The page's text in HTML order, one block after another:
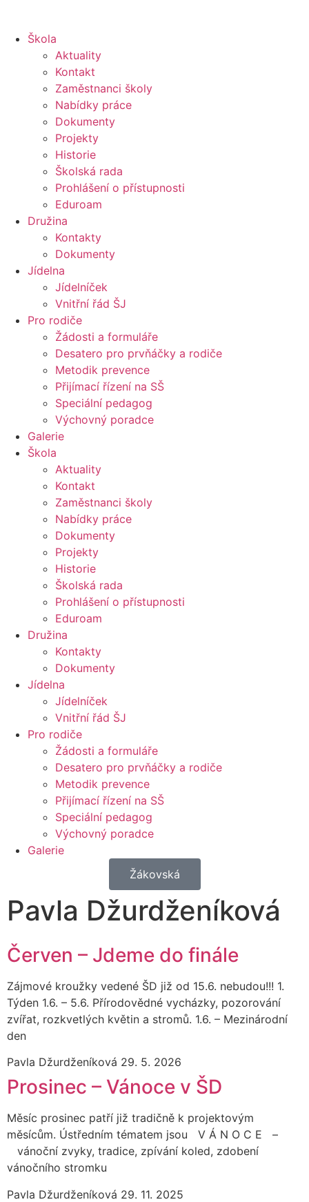
Škola
Aktuality
Kontakt
Zaměstnanci školy
Nabídky práce
Dokumenty
Projekty
Historie
Školská rada
Prohlášení o přístupnosti
Eduroam
Družina
Kontakty
Dokumenty
Jídelna
Jídelníček
Vnitřní řád ŠJ
Pro rodiče
Žádosti a formuláře
Desatero pro prvňáčky a rodiče
Metodik prevence
Přijímací řízení na SŠ
Speciální pedagog
Výchovný poradce
Galerie
Škola
Aktuality
Kontakt
Zaměstnanci školy
Nabídky práce
Dokumenty
Projekty
Historie
Školská rada
Prohlášení o přístupnosti
Eduroam
Družina
Kontakty
Dokumenty
Jídelna
Jídelníček
Vnitřní řád ŠJ
Pro rodiče
Žádosti a formuláře
Desatero pro prvňáčky a rodiče
Metodik prevence
Přijímací řízení na SŠ
Speciální pedagog
Výchovný poradce
Galerie
Žákovská
Pavla Džurdženíková
Červen – Jdeme do finále
Zájmové kroužky vedené ŠD již od 15.6. nebudou!!! 1.
Týden 1.6. – 5.6. Přírodovědné vycházky, pozorování
zvířat, rozkvetlých květin a stromů. 1.6. – Mezinárodní
den
Pavla Džurdženíková 29. 5. 2026
Prosinec – Vánoce v ŠD
Měsíc prosinec patří již tradičně k projektovým
měsícům. Ústředním tématem jsou V Á N O C E –
vánoční zvyky, tradice, zpívání koled, zdobení
vánočního stromku
Pavla Džurdženíková 29. 11. 2025